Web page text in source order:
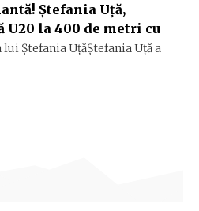
Ștefania Uță,
U20 la 400 de metri cu
Ștefania UțăŞtefania Uță a